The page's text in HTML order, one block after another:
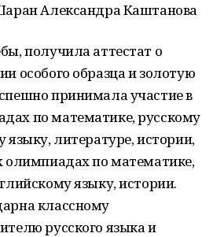
Александра Каштанова
получила аттестат о
особого образца и золотую
принимала участие в
по математике, русскому
языку, литературе, истории,
олимпиадах по математике,
языку, истории.
классному
русского языка и